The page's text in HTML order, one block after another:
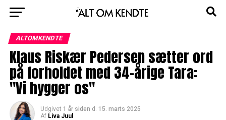
ALTOMKENDTE
Klaus Riskær Pedersen sætter ord
på forholdet med 34-årige Tara:
"Vi hygger os"
Udgivet 1 år siden d. 15. marts 2025
Af Liva Juul